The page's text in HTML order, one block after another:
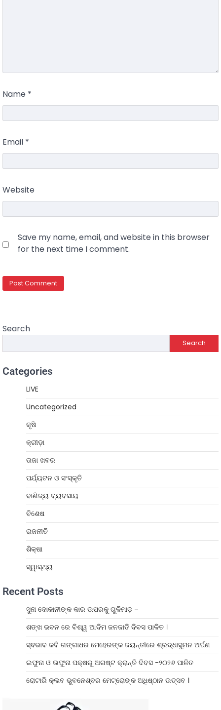
Name *
Email *
Website
Save my name, email, and website in this browser
for the next time I comment.
Search
Search
Categories
LIVE
Uncategorized
କୃଷି
କ୍ରୀଡ଼ା
ତାଜା ଖବର
ପର୍ଯ୍ୟଟନ ଓ ସଂସ୍କୃତି
ବାଣିଜ୍ୟ ବ୍ୟବସାୟ
ବିଶେଷ
ରାଜନୀତି
ଶିକ୍ଷା
ସ୍ୱାସ୍ଥ୍ୟ
Recent Posts
ସୁନା ଦୋକାନୀଙ୍କ କାର ଉପରକୁ ଗୁଳିମାଡ଼ –
ଶଙ୍ଖ ଭବନ ରେ ବିଶ୍ୱ ଆଦିମ ଜନଜାତି ଦିବସ ପାଳିତ ।
ସ୍ଵଭାବ କବି ଗଙ୍ଗାଧର ମେହେରଙ୍କ ଜୟନ୍ତୀରେ ଶ୍ରଦ୍ଧାସୁମନ ଅର୍ପଣ
ଇଫୁନା ଓ ଉଫୁନା ପକ୍ଷରୁ ଅଗଷ୍ଟ କ୍ରାନ୍ତି ଦିବସ -୨୦୨୬ ପାଳିତ
ରୋଟାରି କ୍ଲବ ଭୁବନେଶ୍ବର ମେଟ୍ରୋଙ୍କ ଅଧିଷ୍ଠାନ ଉତ୍ସବ ।